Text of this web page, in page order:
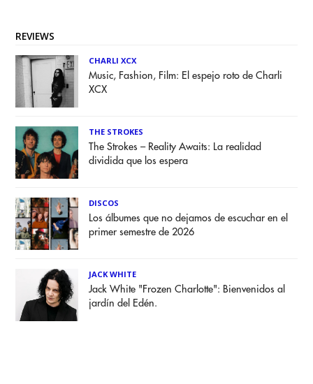
REVIEWS
CHARLI XCX
Music, Fashion, Film: El espejo roto de Charli
XCX
THE STROKES
The Strokes – Reality Awaits: La realidad
dividida que los espera
DISCOS
Los álbumes que no dejamos de escuchar en el
primer semestre de 2026
JACK WHITE
Jack White "Frozen Charlotte": Bienvenidos al
jardín del Edén.